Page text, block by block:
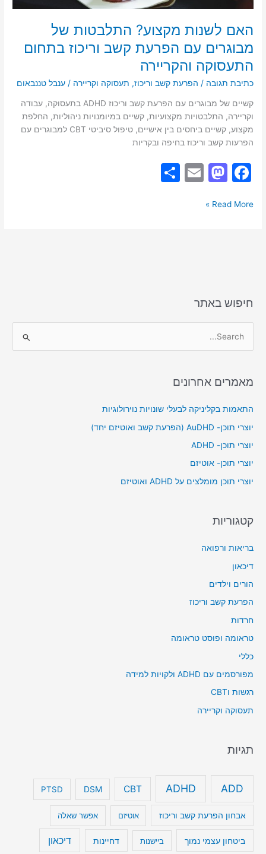
האם לשנות מקצוע? התלבטות של
מבוגרים עם הפרעת קשב וריכוז בתחום
התעסוקה והקריירה
כתיבת תגובה / הפרעת קשב וריכוז, תעסוקה וקריירה /ענבל טננבאום
קשיים של מבוגרים עם הפרעת קשב וריכוז ADHD בתעסוקה, עבודה
וקריירה, התלבטויות מקצועיות, קשיים במיומנויות ניהוליות, החלפת
מקצוע, קשיים ביחסים בין אישיים, טיפול סיביטי CBT למבוגרים עם
הפרעות קשב וריכוז בחיפה ובקריות
F
c
k
M
st
E
והקריירה
Read More »
חיפוש באתר
r
o
:
מאמרים אחרונים
התאמות בקליניקה לבעלי שונויות נוירולוגיות
יוצרי תוכן- AuDHD (הפרעת קשב ואוטיזם יחד)
יוצרי תוכן- ADHD
יוצרי תוכן- אוטיזם
יוצרי תוכן מומלצים על ADHD ואוטיזם
קטגוריות
בריאות ורפואה
דיכאון
הורים וילדים
הפרעת קשב וריכוז
חרדות
טראומה ופוסט טראומה
כללי
מפורסמים עם ADHD ולקויות למידה
רגשות וCBT
תעסוקה וקריירה
תגיות
ADD
ADHD
CBT
DSM
PTSD
אבחון הפרעת קשב וריכוז אוטיזם אפשר שאלה
ביטחון עצמי נמוך ביישנות דחיינות דיכאון